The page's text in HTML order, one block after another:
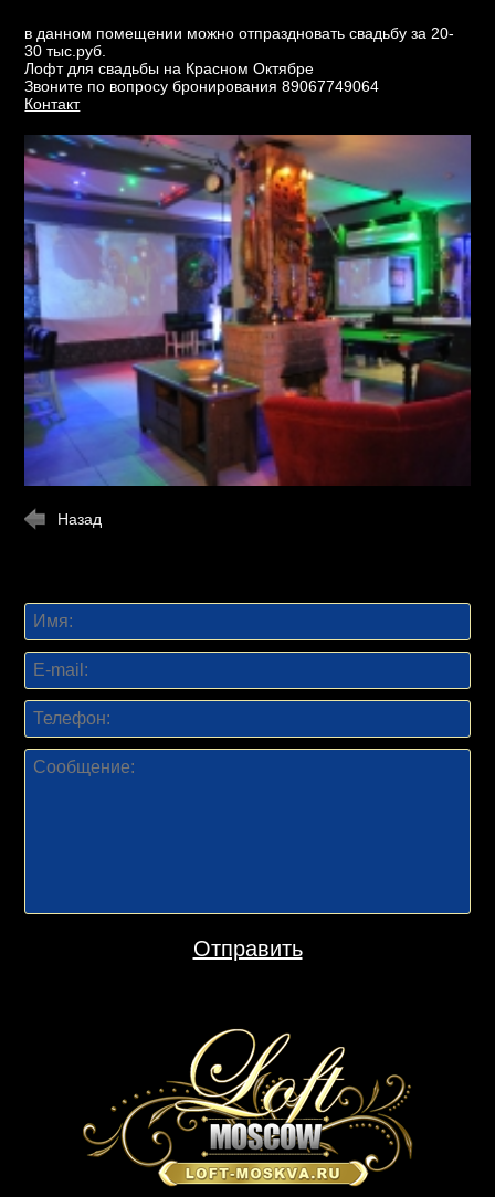
в данном помещении можно отпраздновать свадьбу за 20-
30 тыс.руб.
Лофт для свадьбы на Красном Октябре
Звоните по вопросу бронирования 89067749064
Контакт
Назад
Отправить